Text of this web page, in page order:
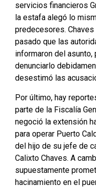
servicios financieros
la estafa alegó lo
predecesores.
pasado que las
informaron del asunto,
denunciarlo
desestimó las
Por último, hay
parte de la Fiscalía
negoció la extensión
para operar Puerto
del hijo de su jefe de
Calixto Chaves. A
supuestamente
hacinamiento en el